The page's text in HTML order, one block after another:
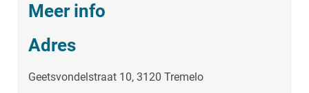
Meer info
Adres
Geetsvondelstraat 10, 3120 Tremelo